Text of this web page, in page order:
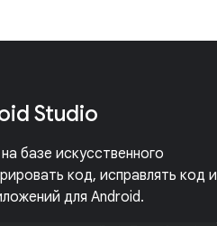
Studio
базе искусственного
код, исправлять код и
для Android.